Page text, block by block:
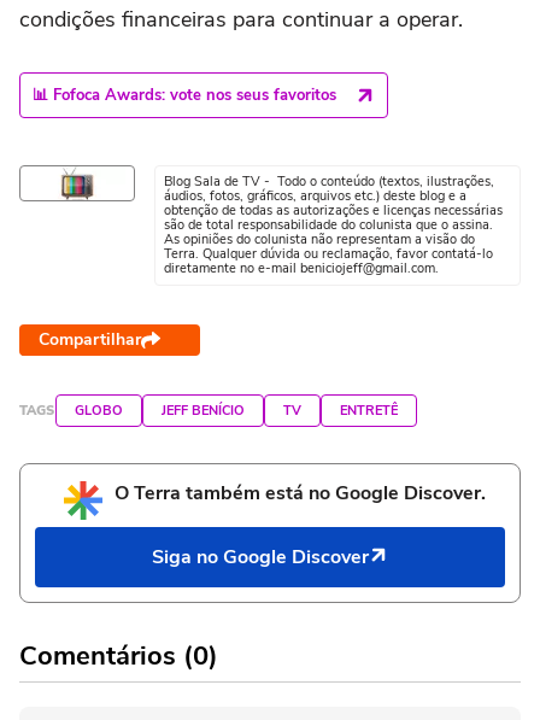
condições financeiras para continuar a operar.
📊 Fofoca Awards: vote nos seus favoritos
Blog Sala de TV - Todo o conteúdo (textos, ilustrações,
áudios, fotos, gráficos, arquivos etc.) deste blog e a
obtenção de todas as autorizações e licenças necessárias
são de total responsabilidade do colunista que o assina.
As opiniões do colunista não representam a visão do
Terra. Qualquer dúvida ou reclamação, favor contatá-lo
diretamente no e-mail beniciojeff@gmail.com.
Compartilhar
TAGS GLOBO JEFF BENÍCIO TV ENTRETÊ
O Terra também está no Google Discover.
Siga no Google Discover
Comentários (0)